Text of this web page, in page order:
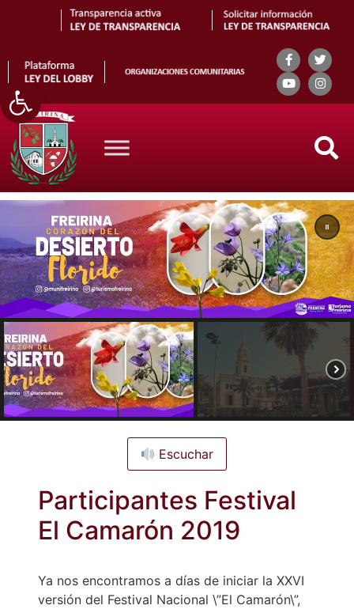
Abrir barra de herramientas
Search
Escuchar
Participantes Festival
El Camarón 2019
Ya nos encontramos a días de iniciar la XXVI
versión del Festival Nacional \”El Camarón\”,